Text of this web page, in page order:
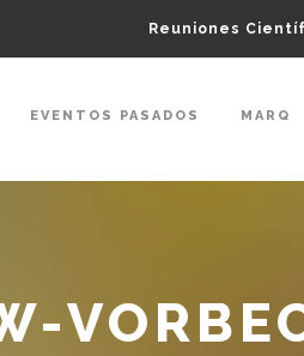
Reuniones
EVENTOS PASADOS MARQ